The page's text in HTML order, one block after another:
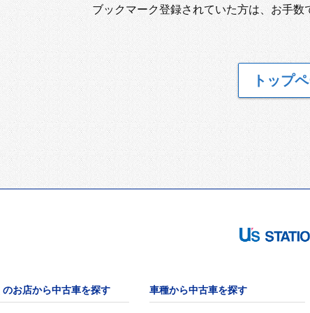
ブックマーク登録されていた方は、お手数
トップ
のお店から中古車を探す 車種から中古車を探す